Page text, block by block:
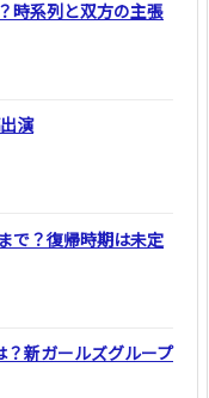
時系列と双方の主張
演
で？復帰時期は未定
？新ガールズグループ